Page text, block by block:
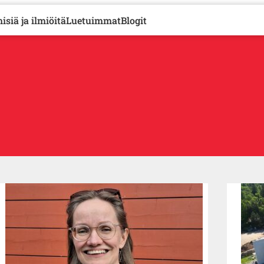
ja ilmiöitäLuetuimmatBlogit